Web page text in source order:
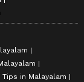
in Malayalam